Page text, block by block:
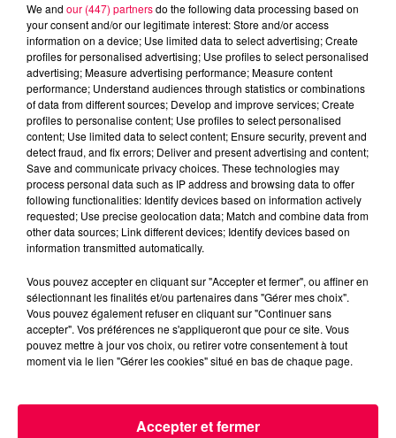
2021/09/20210924_MC-Solaar-Interview-
Magnum.mp3
JEUX PODCASTS
We and our (447) partnersdo the following data processing based on
your consent and/or our legitimate interest: Store and/or access
information on a device; Use limited data to select advertising; Create
profiles for personalised advertising; Use profiles to select personalised
advertising; Measure advertising performance; Measure content
performance; Understand audiences through statistics or combinations
of data from different sources; Develop and improve services; Create
profiles to personalise content; Use profiles to select personalised
content; Use limited data to select content; Ensure security, prevent and
detect fraud, and fix errors; Deliver and present advertising and content;
Save and communicate privacy choices. These technologies may
process personal data such as IP address and browsing data to offer
following functionalities: Identify devices based on information actively
requested; Use precise geolocation data; Match and combine data from
other data sources; Link different devices; Identify devices based on
information transmitted automatically.
Vous pouvez accepter en cliquant sur "Accepter et fermer", ou affiner en
sélectionnant les finalités et/ou partenaires dans "Gérer mes choix".
Vous pouvez également refuser en cliquant sur "Continuer sans
accepter". Vos préférences ne s'appliqueront que pour ce site. Vous
pouvez mettre à jour vos choix, ou retirer votre consentement à tout
moment via le lien "Gérer les cookies" situé en bas de chaque page.
Accepter et fermer